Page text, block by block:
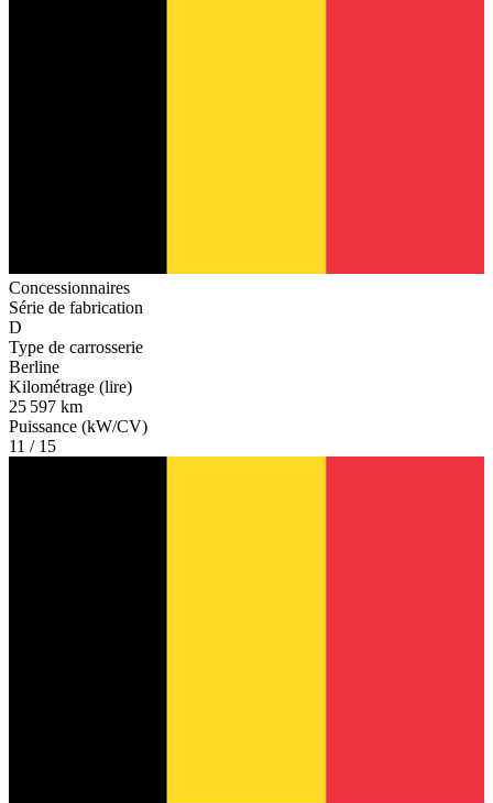
Concessionnaires
Série de fabrication
D
Type de carrosserie
Berline
Kilométrage (lire)
25 597 km
Puissance (kW/CV)
11 / 15